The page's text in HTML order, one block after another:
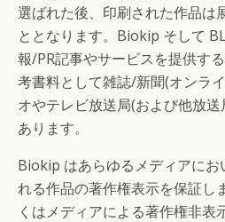
選ばれた後、印刷された作品は
ととなります。Biokip そして
報/PR記事やサービスを提供す
考書料として雑誌/新聞(オンラ
オやテレビ放送局(および他放
あります。
Biokip はあらゆるメディアにお
れる作品の著作権表示を保証し
くはメディアによる著作権非表